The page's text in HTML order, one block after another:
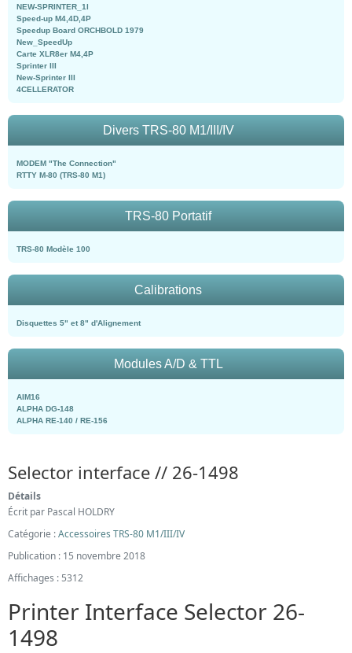
NEW-SPRINTER_1l
Speed-up M4,4D,4P
Speedup Board ORCHBOLD 1979
New_SpeedUp
Carte XLR8er M4,4P
Sprinter III
New-Sprinter III
4CELLERATOR
Divers TRS-80 M1/III/IV
MODEM "The Connection"
RTTY M-80 (TRS-80 M1)
TRS-80 Portatif
TRS-80 Modèle 100
Calibrations
Disquettes 5" et 8" d'Alignement
Modules A/D & TTL
AIM16
ALPHA DG-148
ALPHA RE-140 / RE-156
Selector interface // 26-1498
Détails
Écrit par Pascal HOLDRY
Catégorie :Accessoires TRS-80 M1/III/IV
Publication : 15 novembre 2018
Affichages : 5312
Printer Interface Selector 26-
1498